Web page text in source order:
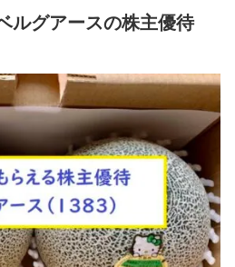
ルグアースの株主優待